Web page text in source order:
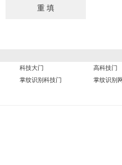
科技大门
高科技门
掌纹识别科技门
掌纹识别